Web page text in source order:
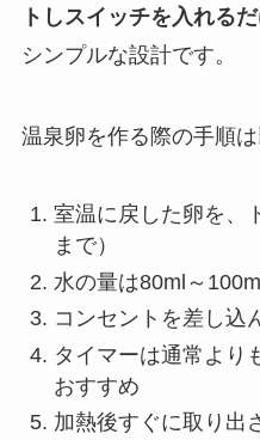
トしスイッチを入れる
シンプルな設計です。
温泉卵を作る際の手順は
室温に戻した卵を、
まで）
水の量は80ml～
コンセントを差し込
タイマーは通常より
おすすめ
加熱後すぐに取り出